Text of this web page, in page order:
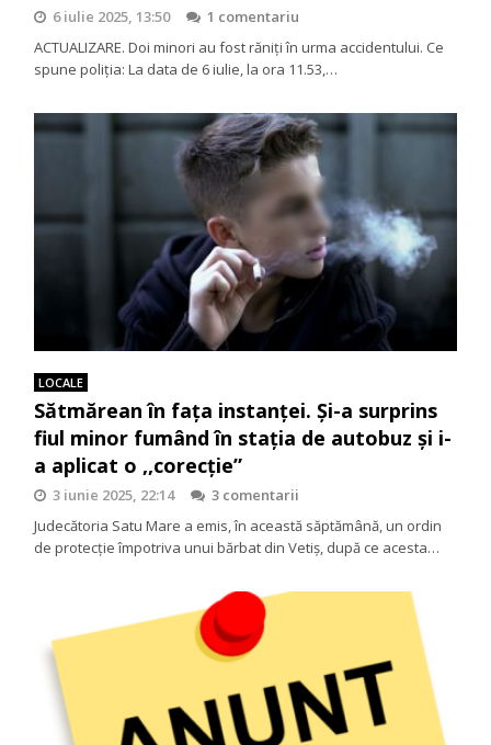
6 iulie 2025, 13:50
1 comentariu
ACTUALIZARE. Doi minori au fost răniți în urma accidentului. Ce
spune poliția: La data de 6 iulie, la ora 11.53,…
LOCALE
Sătmărean în fața instanței. Și-a surprins
fiul minor fumând în stația de autobuz și i-
a aplicat o ,,corecție”
3 iunie 2025, 22:14
3 comentarii
Judecătoria Satu Mare a emis, în această săptămână, un ordin
de protecție împotriva unui bărbat din Vetiș, după ce acesta…